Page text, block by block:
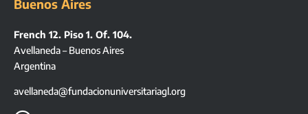
Buenos Aires
French 12. Piso 1. Of. 104.
Avellaneda – Buenos Aires
Argentina
avellaneda@fundacionuniversitariagl.org